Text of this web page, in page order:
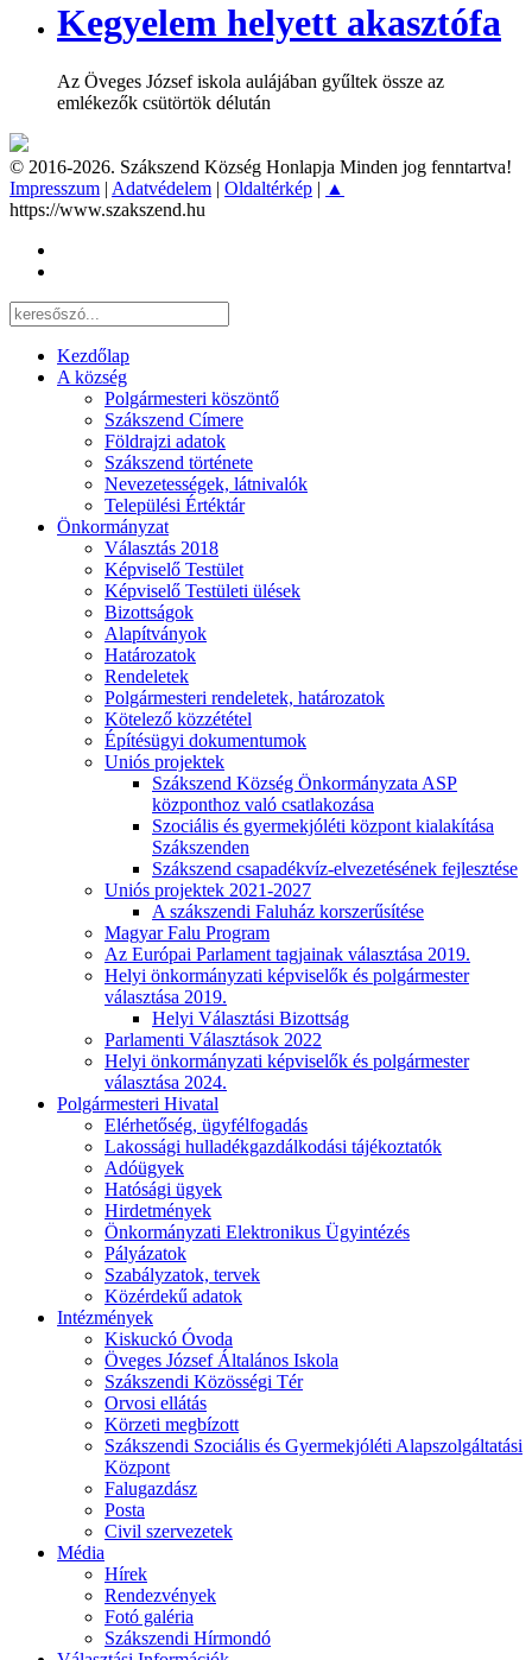
Kegyelem helyett akasztófa
Az Öveges József iskola aulájában gyűltek össze az
emlékezők csütörtök délután
© 2016-2026. Szákszend Község Honlapja Minden jog fenntartva!
Impresszum | Adatvédelem | Oldaltérkép | ▲
https://www.szakszend.hu
Kezdőlap
A község
Polgármesteri köszöntő
Szákszend Címere
Földrajzi adatok
Szákszend története
Nevezetességek, látnivalók
Települési Értéktár
Önkormányzat
Választás 2018
Képviselő Testület
Képviselő Testületi ülések
Bizottságok
Alapítványok
Határozatok
Rendeletek
Polgármesteri rendeletek, határozatok
Kötelező közzététel
Építésügyi dokumentumok
Uniós projektek
Szákszend Község Önkormányzata ASP
központhoz való csatlakozása
Szociális és gyermekjóléti központ kialakítása
Szákszenden
Szákszend csapadékvíz-elvezetésének fejlesztése
Uniós projektek 2021-2027
A szákszendi Faluház korszerűsítése
Magyar Falu Program
Az Európai Parlament tagjainak választása 2019.
Helyi önkormányzati képviselők és polgármester
választása 2019.
Helyi Választási Bizottság
Parlamenti Választások 2022
Helyi önkormányzati képviselők és polgármester
választása 2024.
Polgármesteri Hivatal
Elérhetőség, ügyfélfogadás
Lakossági hulladékgazdálkodási tájékoztatók
Adóügyek
Hatósági ügyek
Hirdetmények
Önkormányzati Elektronikus Ügyintézés
Pályázatok
Szabályzatok, tervek
Közérdekű adatok
Intézmények
Kiskuckó Óvoda
Öveges József Általános Iskola
Szákszendi Közösségi Tér
Orvosi ellátás
Körzeti megbízott
Szákszendi Szociális és Gyermekjóléti Alapszolgáltatási
Központ
Falugazdász
Posta
Civil szervezetek
Média
Hírek
Rendezvények
Fotó galéria
Szákszendi Hírmondó